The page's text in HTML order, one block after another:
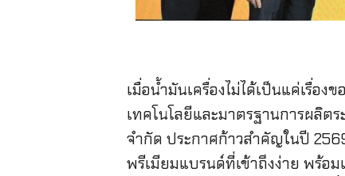
เมื่อน้ำมันเครื่องไม่ได้เป็นแค่เรื่อง
เทคโนโลยีและมาตรฐานการผลิ
จำกัด ประกาศก้าวสำคัญในปี
พรีเมียมแบรนด์ที่เข้าถึงง่าย พร้อ